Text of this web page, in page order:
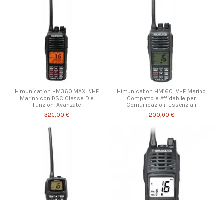
Himunication HM360 MAX: VHF
Marino con DSC Classe D e
Funzioni Avanzate
320,00 €
Himunication HM160: VHF Marino
Compatto e Affidabile per
Comunicazioni Essenziali
200,00 €